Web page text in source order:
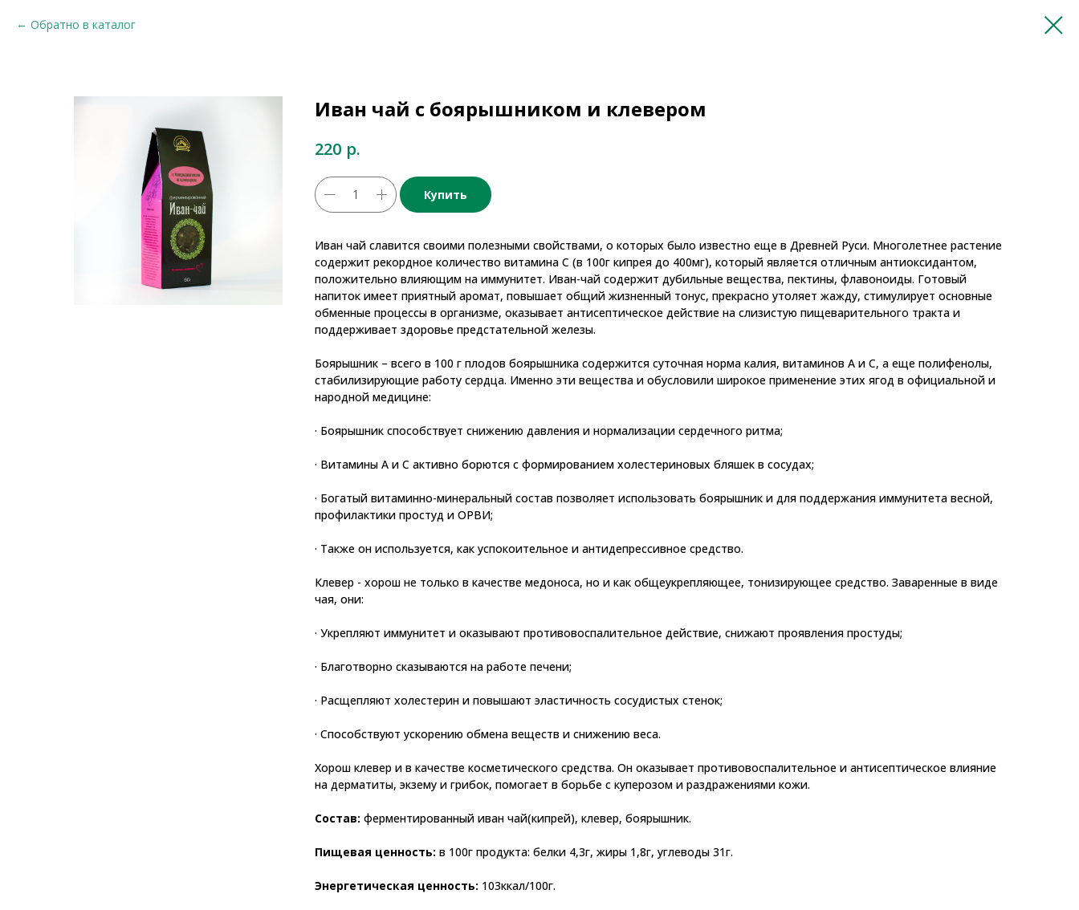
Обратно в каталог
Иван чай с боярышником и клевером
220 р.
Купить
Иван чай славится своими полезными свойствами, о которых было известно еще в Древней Руси. Многолетнее растение
содержит рекордное количество витамина C (в 100г кипрея до 400мг), который является отличным антиоксидантом,
положительно влияющим на иммунитет. Иван-чай содержит дубильные вещества, пектины, флавоноиды. Готовый
напиток имеет приятный аромат, повышает общий жизненный тонус, прекрасно утоляет жажду, стимулирует основные
обменные процессы в организме, оказывает антисептическое действие на слизистую пищеварительного тракта и
поддерживает здоровье предстательной железы.
Боярышник – всего в 100 г плодов боярышника содержится суточная норма калия, витаминов А и С, а еще полифенолы,
стабилизирующие работу сердца. Именно эти вещества и обусловили широкое применение этих ягод в официальной и
народной медицине:
· Боярышник способствует снижению давления и нормализации сердечного ритма;
· Витамины А и С активно борются с формированием холестериновых бляшек в сосудах;
· Богатый витаминно-минеральный состав позволяет использовать боярышник и для поддержания иммунитета весной,
профилактики простуд и ОРВИ;
· Также он используется, как успокоительное и антидепрессивное средство.
Клевер - хорош не только в качестве медоноса, но и как общеукрепляющее, тонизирующее средство. Заваренные в виде
чая, они:
· Укрепляют иммунитет и оказывают противовоспалительное действие, снижают проявления простуды;
· Благотворно сказываются на работе печени;
· Расщепляют холестерин и повышают эластичность сосудистых стенок;
· Способствуют ускорению обмена веществ и снижению веса.
Хорош клевер и в качестве косметического средства. Он оказывает противовоспалительное и антисептическое влияние
на дерматиты, экзему и грибок, помогает в борьбе с куперозом и раздражениями кожи.
Состав: ферментированный иван чай(кипрей), клевер, боярышник.
Пищевая ценность: в 100г продукта: белки 4,3г, жиры 1,8г, углеводы 31г.
Энергетическая ценность: 103ккал/100г.